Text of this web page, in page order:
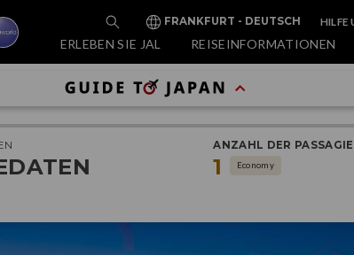
FRANKFURT - DEUTSCH HILFE
ERLEBEN SIE JAL REISEINFORMATIONEN
ANZAHL DER
1 Economy